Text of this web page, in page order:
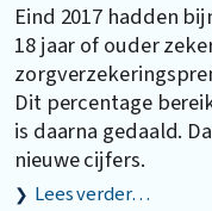
Eind 2017 hadden
18 jaar of ouder
Dit percentage
is daarna gedaald.
nieuwe cijfers.
Lees verder…